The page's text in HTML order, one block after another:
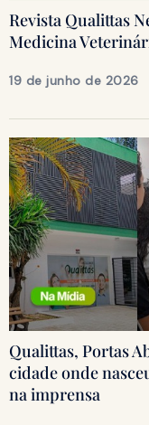
Revista Qualittas
Medicina
19 de junho de 2026
Qualittas, Portas
cidade onde
na imprensa